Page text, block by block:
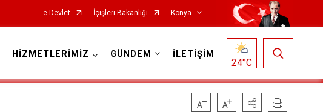
e-Devlet İçişleri Bakanlığı Konya
HİZMETLERİMİZ GÜNDEM İLETİŞİM
24°C